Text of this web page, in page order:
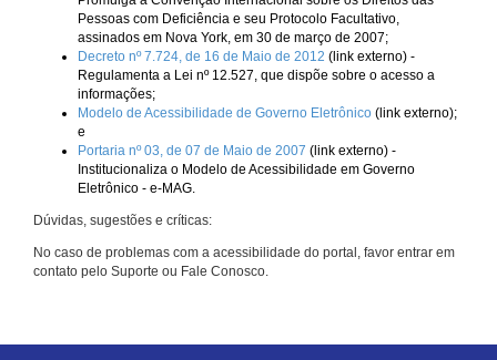
Pessoas com Deficiência e seu Protocolo Facultativo,
assinados em Nova York, em 30 de março de 2007;
Decreto nº 7.724, de 16 de Maio de 2012 (link externo) -
Regulamenta a Lei nº 12.527, que dispõe sobre o acesso a
informações;
Modelo de Acessibilidade de Governo Eletrônico (link externo);
e
Portaria nº 03, de 07 de Maio de 2007 (link externo) -
Institucionaliza o Modelo de Acessibilidade em Governo
Eletrônico - e-MAG.
Dúvidas, sugestões e críticas:
No caso de problemas com a acessibilidade do portal, favor entrar em
contato pelo Suporte ou Fale Conosco.